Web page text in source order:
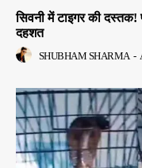
सिवनी में टाइगर की दस्तक!
दहशत
SHUBHAM SHARMA -